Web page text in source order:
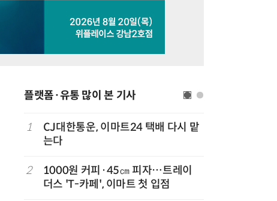
플랫폼·유통 많이 본 기사
1
CJ대한통운, 이마트24 택배 다시 맡
는다
2
1000원 커피·45㎝ 피자…트레이
더스 'T-카페', 이마트 첫 입점